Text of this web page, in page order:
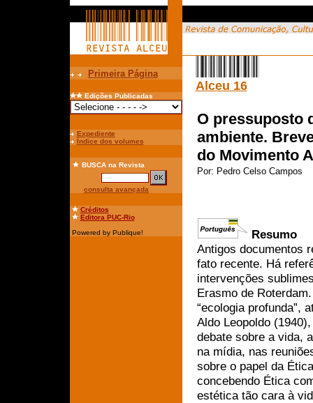
Primeira Página
Edições Publicadas
Expediente
Índice dos volumes
BUSCAna Revista
consulta avançada
Créditos
Editora PUC-Rio
Powered by Publique!
Alceu 16
O pressuposto
ambiente.
do Movimento
Por: Pedro Celso Campos
Resumo
Antigos documentos
fato recente. Há
intervenções
Erasmo de
“ecologia profunda”,
Aldo Leopoldo
debate sobre a vida,
na mídia, nas
sobre o papel da
concebendo Ética
estética tão cara à